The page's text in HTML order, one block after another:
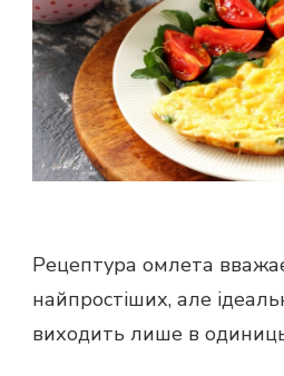
Рецептура омлета
найпростіших, але
виходить лише в